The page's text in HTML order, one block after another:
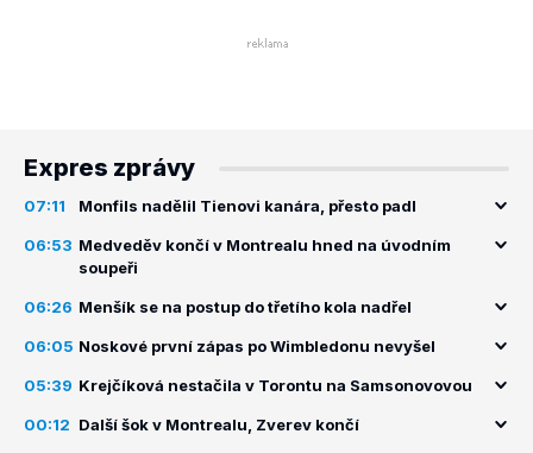
Expres zprávy
07:11 Monfils nadělil Tienovi kanára, přesto padl
06:53 Medveděv končí v Montrealu hned na úvodním
soupeři
06:26 Menšík se na postup do třetího kola nadřel
06:05 Noskové první zápas po Wimbledonu nevyšel
05:39 Krejčíková nestačila v Torontu na Samsonovovou
00:12 Další šok v Montrealu, Zverev končí